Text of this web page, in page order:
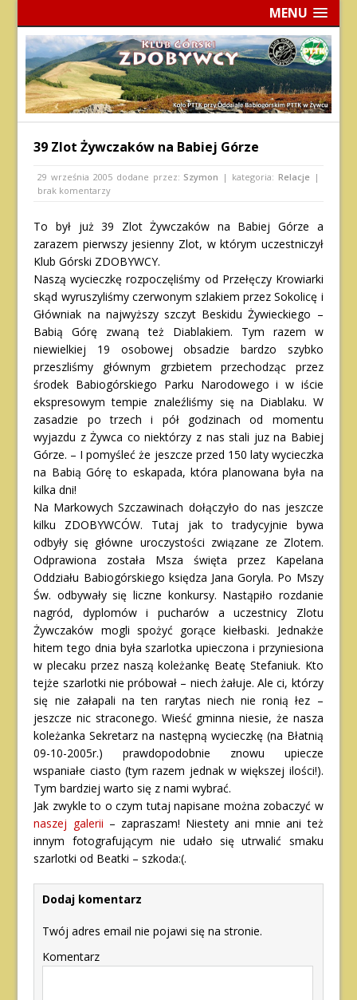
MENU
39 Zlot Żywczaków na Babiej Górze
29 września 2005 dodane przez: Szymon | kategoria: Relacje|
brak komentarzy
To był już 39 Zlot Żywczaków na Babiej Górze a
zarazem pierwszy jesienny Zlot, w którym uczestniczył
Klub Górski ZDOBYWCY.
Naszą wycieczkę rozpoczęliśmy od Przełęczy Krowiarki
skąd wyruszyliśmy czerwonym szlakiem przez Sokolicę i
Główniak na najwyższy szczyt Beskidu Żywieckiego –
Babią Górę zwaną też Diablakiem. Tym razem w
niewielkiej 19 osobowej obsadzie bardzo szybko
przeszliśmy głównym grzbietem przechodząc przez
środek Babiogórskiego Parku Narodowego i w iście
ekspresowym tempie znaleźliśmy się na Diablaku. W
zasadzie po trzech i pół godzinach od momentu
wyjazdu z Żywca co niektórzy z nas stali juz na Babiej
Górze. – I pomyśleć że jeszcze przed 150 laty wycieczka
na Babią Górę to eskapada, która planowana była na
kilka dni!
Na Markowych Szczawinach dołączyło do nas jeszcze
kilku ZDOBYWCÓW. Tutaj jak to tradycyjnie bywa
odbyły się główne uroczystości związane ze Zlotem.
Odprawiona została Msza święta przez Kapelana
Oddziału Babiogórskiego księdza Jana Goryla. Po Mszy
Św. odbywały się liczne konkursy. Nastąpiło rozdanie
nagród, dyplomów i pucharów a uczestnicy Zlotu
Żywczaków mogli spożyć gorące kiełbaski. Jednakże
hitem tego dnia była szarlotka upieczona i przyniesiona
w plecaku przez naszą koleżankę Beatę Stefaniuk. Kto
tejże szarlotki nie próbował – niech żałuje. Ale ci, którzy
się nie załapali na ten rarytas niech nie ronią łez –
jeszcze nic straconego. Wieść gminna niesie, że nasza
koleżanka Sekretarz na następną wycieczkę (na Błatnią
09-10-2005r.) prawdopodobnie znowu upiecze
wspaniałe ciasto (tym razem jednak w większej ilości!).
Tym bardziej warto się z nami wybrać.
Jak zwykle to o czym tutaj napisane można zobaczyć w
naszej galerii – zapraszam! Niestety ani mnie ani też
innym fotografującym nie udało się utrwalić smaku
szarlotki od Beatki – szkoda:(.
Dodaj komentarz
Twój adres email nie pojawi się na stronie.
Komentarz